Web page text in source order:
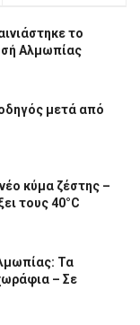
το
Αλμωπίας
μετά από
κύμα ζέστης –
τους 40°C
Τα
– Σε